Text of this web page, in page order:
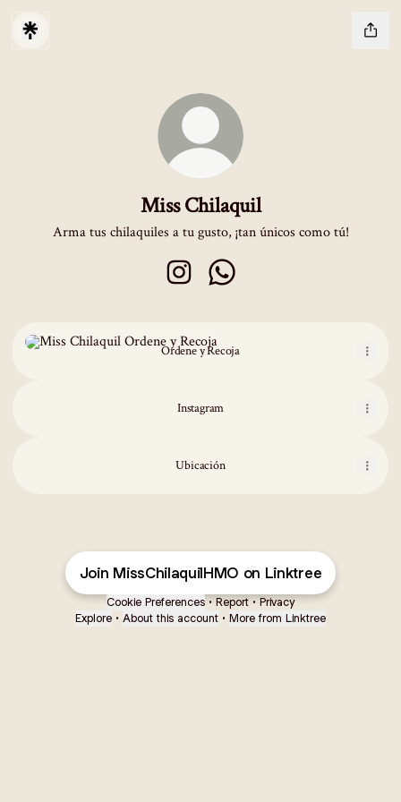
Miss Chilaquil
Arma tus chilaquiles a tu gusto, ¡tan únicos como tú!
Ordene y Recoja
Instagram
Ubicación
Join MissChilaquilHMO on Linktree
Cookie Preferences • Report • Privacy
Explore • About this account • More from Linktree